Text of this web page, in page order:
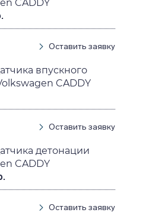
CADDY
Оставить заявку
впускного
CADDY
Оставить заявку
детонации
CADDY
Оставить заявку